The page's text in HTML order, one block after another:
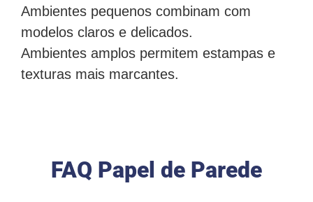
Ambientes pequenos combinam com
modelos claros e delicados.
Ambientes amplos permitem estampas e
texturas mais marcantes.
FAQ Papel de Parede